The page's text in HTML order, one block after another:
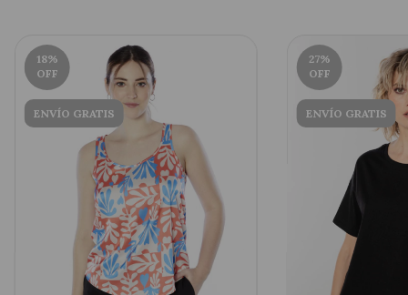
18%
OFF
ENVÍO GRATIS
27%
OFF
ENVÍO GRATIS